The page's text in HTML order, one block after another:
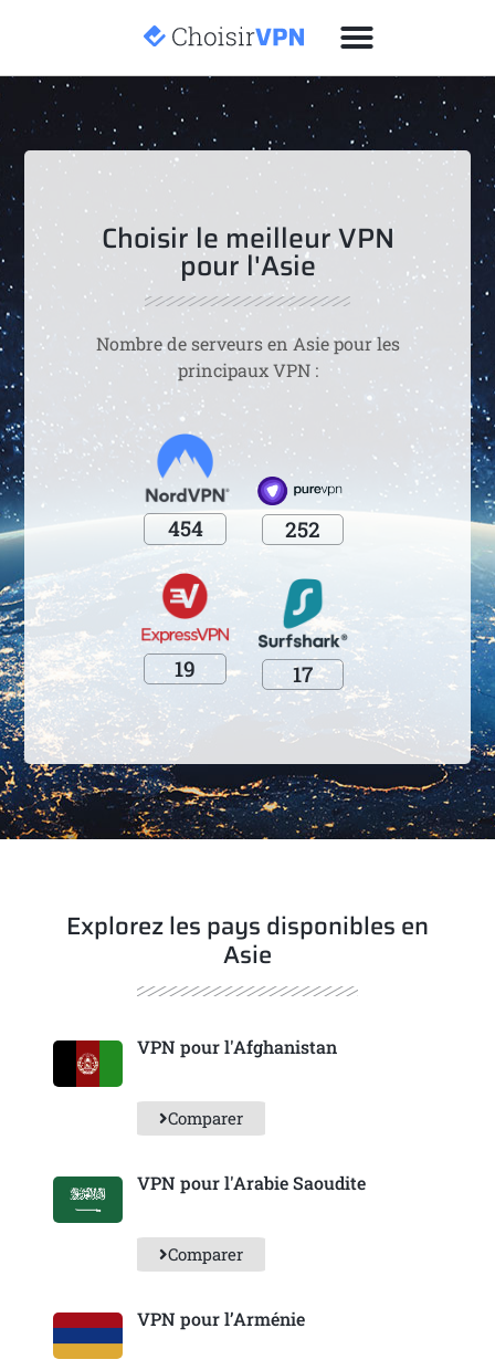
Choisir le meilleur VPN
pour l'Asie
Nombre de serveurs en Asie pour les
principaux VPN :
454 252
19 17
Explorez les pays disponibles en
Asie
VPN pour l'Afghanistan
Comparer
VPN pour l'Arabie Saoudite
Comparer
VPN pour l’Arménie